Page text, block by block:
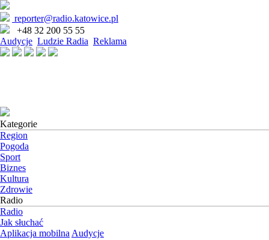
reporter@radio.katowice.pl
+48 32 200 55 55
Audycje Ludzie Radia Reklama
Kategorie
Region
Pogoda
Sport
Biznes
Kultura
Zdrowie
Radio
Radio
Jak słuchać
Aplikacja mobilna Audycje